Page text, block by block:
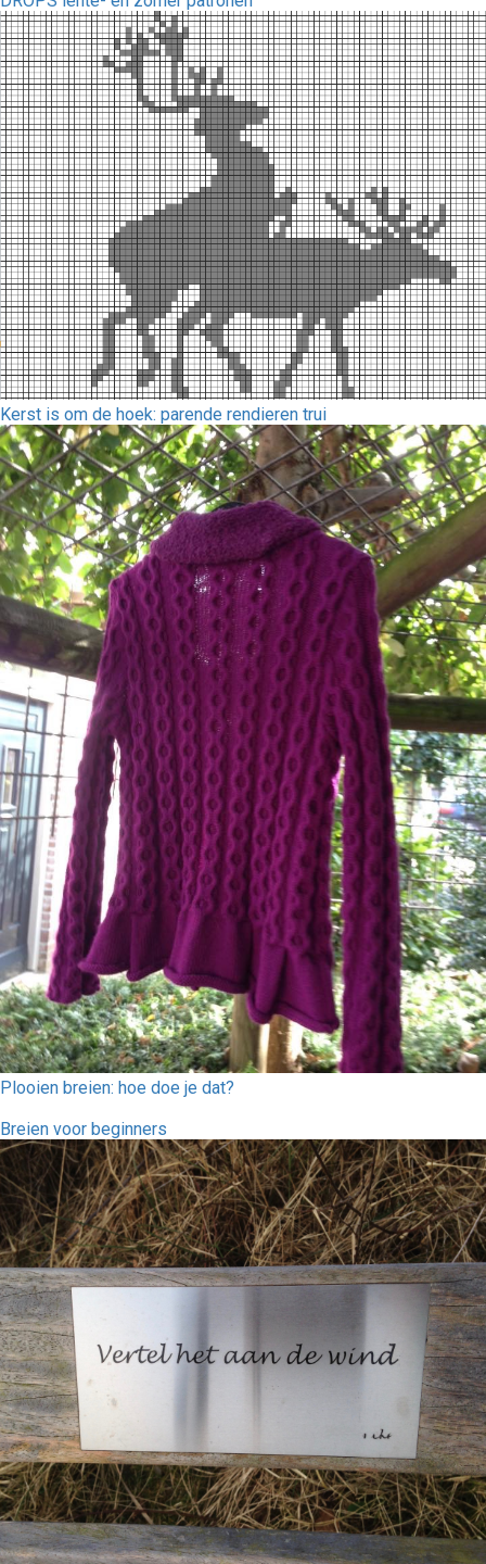
Kerst is om de hoek: parende rendieren trui
Plooien breien: hoe doe je dat?
Breien voor beginners